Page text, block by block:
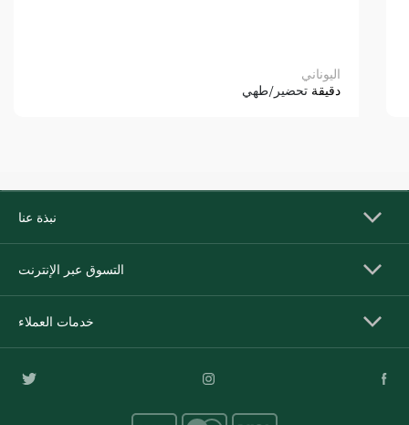
اليوناني
دقيقة تحضير/طهي
نبذة عنا
التسوق عبر الإنترنت
خدمات العملاء